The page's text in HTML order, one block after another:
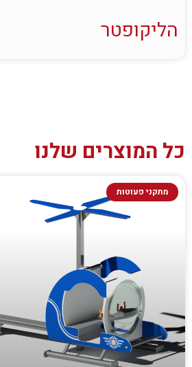
הליקופטר
כל המוצרים שלנו
מתקני פעוטות